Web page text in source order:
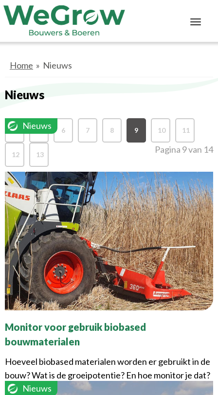
Home » Nieuws
Nieuws
1 5 6 7 8 9 10 11
12 13 Pagina 9 van 14
Nieuws
Monitor voor gebruik biobased
bouwmaterialen
Hoeveel biobased materialen worden er gebruikt in de
bouw? Wat is de groeipotentie? En hoe monitor je dat?
Die vragen staan ...
Nieuws